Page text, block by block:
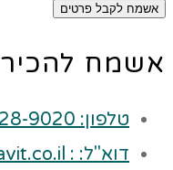
אשמח לקבל פרטים
אשמח להכיר
טלפון: 050-628-9020
דוא"ל: : idit@iditaravit.co.il